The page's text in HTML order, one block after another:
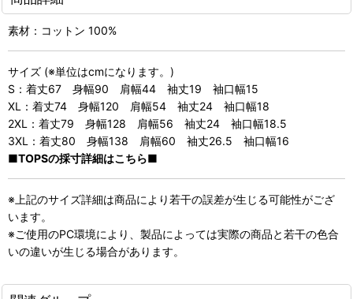
素材：コットン 100%
サイズ (※単位はcmになります。)
S：着丈67 身幅90 肩幅44 袖丈19 袖口幅15
XL：着丈74 身幅120 肩幅54 袖丈24 袖口幅18
2XL：着丈79 身幅128 肩幅56 袖丈24 袖口幅18.5
3XL：着丈80 身幅138 肩幅60 袖丈26.5 袖口幅16
■TOPSの採寸詳細はこちら■
※上記のサイズ詳細は商品により若干の誤差が生じる可能性がござ
います。
※ご使用のPC環境により、製品によっては実際の商品と若干の色合
いの違いが生じる場合があります。